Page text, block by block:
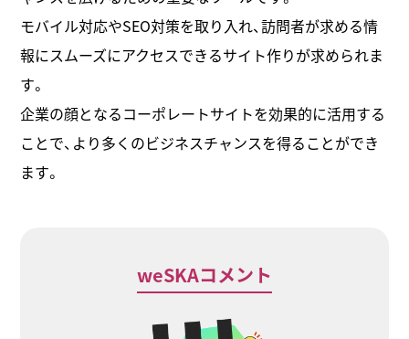
モバイル対応やSEO対策を取り入れ、訪問者が求める情
報にスムーズにアクセスできるサイト作りが求められま
す。
企業の顔となるコーポレートサイトを効果的に活用する
ことで、より多くのビジネスチャンスを得ることができ
ます。
weSKAコメント